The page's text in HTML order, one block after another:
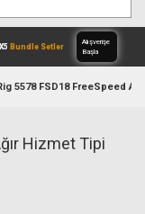
Alışverişe
5578 FSD18 FreeSpeed
Hizmet Tipi